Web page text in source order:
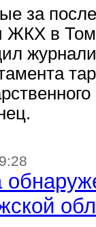
за
ЖКХ в